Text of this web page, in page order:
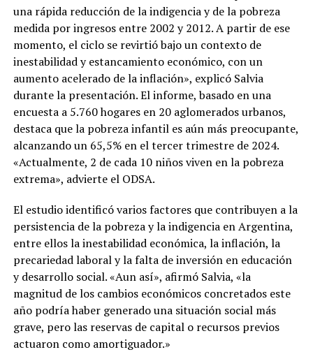
una rápida reducción de la indigencia y de la pobreza
medida por ingresos entre 2002 y 2012. A partir de ese
momento, el ciclo se revirtió bajo un contexto de
inestabilidad y estancamiento económico, con un
aumento acelerado de la inflación», explicó Salvia
durante la presentación. El informe, basado en una
encuesta a 5.760 hogares en 20 aglomerados urbanos,
destaca que la pobreza infantil es aún más preocupante,
alcanzando un 65,5% en el tercer trimestre de 2024.
«Actualmente, 2 de cada 10 niños viven en la pobreza
extrema», advierte el ODSA.
El estudio identificó varios factores que contribuyen a la
persistencia de la pobreza y la indigencia en Argentina,
entre ellos la inestabilidad económica, la inflación, la
precariedad laboral y la falta de inversión en educación
y desarrollo social. «Aun así», afirmó Salvia, «la
magnitud de los cambios económicos concretados este
año podría haber generado una situación social más
grave, pero las reservas de capital o recursos previos
actuaron como amortiguador.»